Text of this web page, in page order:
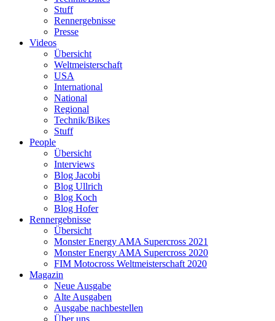
Stuff
Rennergebnisse
Presse
Videos
Übersicht
Weltmeisterschaft
USA
International
National
Regional
Technik/Bikes
Stuff
People
Übersicht
Interviews
Blog Jacobi
Blog Ullrich
Blog Koch
Blog Hofer
Rennergebnisse
Übersicht
Monster Energy AMA Supercross 2021
Monster Energy AMA Supercross 2020
FIM Motocross Weltmeisterschaft 2020
Magazin
Neue Ausgabe
Alte Ausgaben
Ausgabe nachbestellen
Über uns